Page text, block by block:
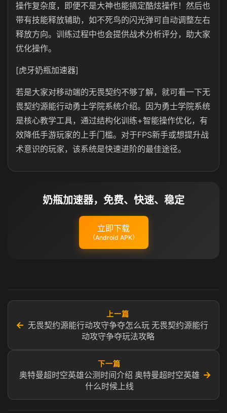
操作复杂度，即便不是大神也能搞定酷炫操作！然后也
带有技能释放辅助，如不死鸟的闪光弹可自动调整左右
释放方向。训练过程中也会提供战术分析评分，助大家
优化操作。
[虎牙奶瓶加速器]
若是大家对移动端的无畏契约不够了解，就可看一下无
畏契约源能行动勇士学院系统介绍。因为勇士学院系统
是核心教学工具，通过结构化训练+智能操作优化，有
效降低手游玩家的上手门槛。对于FPS新手或想提升战
术意识的玩家，该系统是快速进阶的最佳途径。
奶瓶加速器，免费、快速、稳定
立即下载
（Android APK）
←
上一篇
无畏契约源能行动攻守争夺怎么玩 无畏契约源能行
动攻守争夺玩法攻略
下一篇
奥特曼超时空英雄公测时间介绍 奥特曼超时空英雄
什么时候上线
→